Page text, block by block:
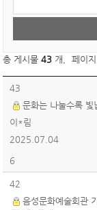
총 게시물43 개 페이지
43
문화는 나눌수록 빛
이*림
2025.07.04
6
42
음성문화예술회관